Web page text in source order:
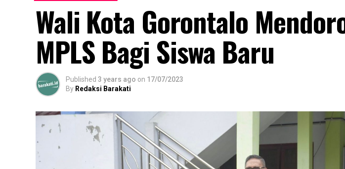
Wali Kota Gorontalo
MPLS Bagi Siswa Baru
Published 3 years ago on 17/07/2023
By Redaksi Barakati